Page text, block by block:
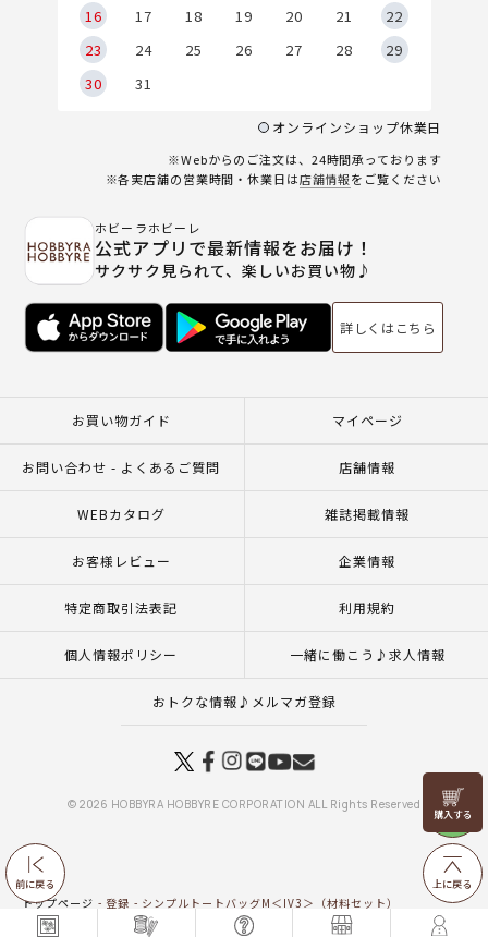
前に戻る
リリヤン
フェア
上に戻る
16
17 18 19 20 21
22
23
24 25 26 27 28
29
30
31
オンラインショップ休業日
※Webからのご注文は、24時間承っております
※各実店舗の営業時間・休業日は店舗情報をご覧ください
ホビーラホビーレ
公式アプリで最新情報をお届け！
サクサク見られて、楽しいお買い物♪
詳しくはこちら
お買い物ガイド マイページ
お問い合わせ - よくあるご質問 店舗情報
WEBカタログ 雑誌掲載情報
お客様レビュー 企業情報
特定商取引法表記 利用規約
個人情報ポリシー 一緒に働こう♪求人情報
おトクな情報♪メルマガ登録
© 2026 HOBBYRA HOBBYRE CORPORATION ALL Rights Reserved
トップページ 登録
シンプルトートバッグM＜IV3＞（材料セット）
トップページ
一覧はこちら(バッグ・ポーチ) シンプルトートバッグM＜IV3＞（材